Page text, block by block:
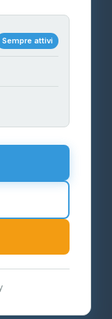
Sempre attivi